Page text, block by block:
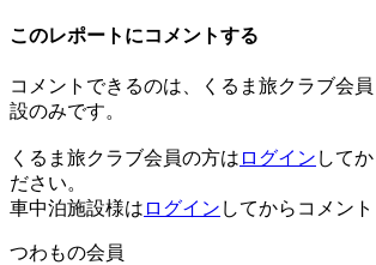
このレポートにコメントする
コメントできるのは、くるま旅クラブ会
設のみです。
くるま旅クラブ会員の方は ログイン して
ださい。
車中泊施設様は ログイン してからコメント
つわもの会員